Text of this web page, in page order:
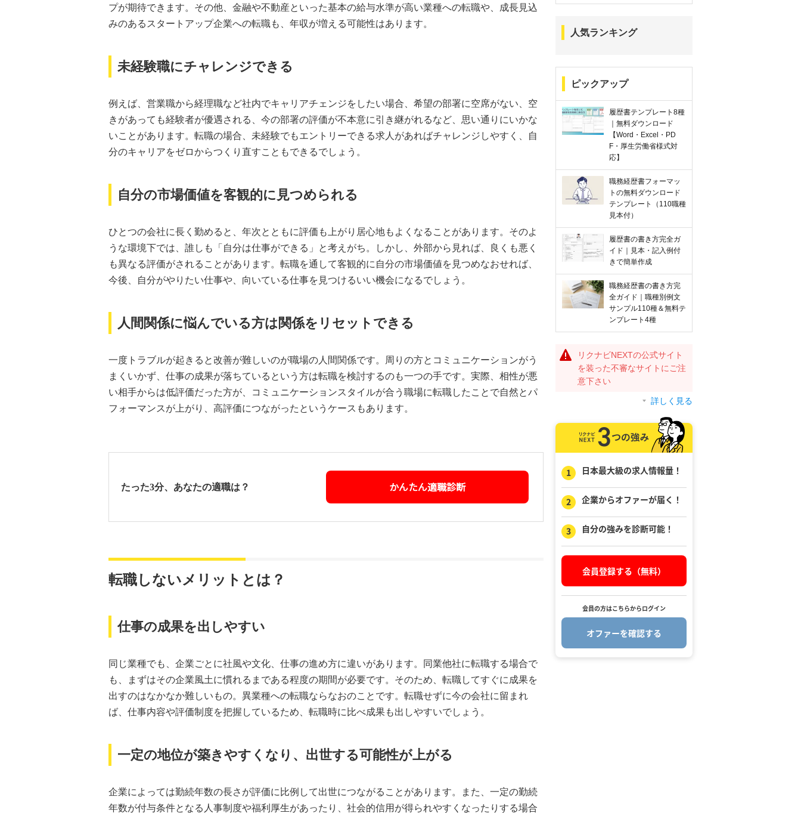
プが期待できます。その他、金融や不動産といった基本の給与水準が高い業種への転職や、成長見込
みのあるスタートアップ企業への転職も、年収が増える可能性はあります。
未経験職にチャレンジできる
例えば、営業職から経理職など社内でキャリアチェンジをしたい場合、希望の部署に空席がない、空
きがあっても経験者が優遇される、今の部署の評価が不本意に引き継がれるなど、思い通りにいかな
いことがあります。転職の場合、未経験でもエントリーできる求人があればチャレンジしやすく、自
分のキャリアをゼロからつくり直すこともできるでしょう。
自分の市場価値を客観的に見つめられる
ひとつの会社に長く勤めると、年次とともに評価も上がり居心地もよくなることがあります。そのよ
うな環境下では、誰しも「自分は仕事ができる」と考えがち。しかし、外部から見れば、良くも悪く
も異なる評価がされることがあります。転職を通して客観的に自分の市場価値を見つめなおせれば、
今後、自分がやりたい仕事や、向いている仕事を見つけるいい機会になるでしょう。
人間関係に悩んでいる方は関係をリセットできる
一度トラブルが起きると改善が難しいのが職場の人間関係です。周りの方とコミュニケーションがう
まくいかず、仕事の成果が落ちているという方は転職を検討するのも一つの手です。実際、相性が悪
い相手からは低評価だった方が、コミュニケーションスタイルが合う職場に転職したことで自然とパ
フォーマンスが上がり、高評価につながったというケースもあります。
たった3分、あなたの適職は？ かんたん適職診断
転職しないメリットとは？
仕事の成果を出しやすい
同じ業種でも、企業ごとに社風や文化、仕事の進め方に違いがあります。同業他社に転職する場合で
も、まずはその企業風土に慣れるまである程度の期間が必要です。そのため、転職してすぐに成果を
出すのはなかなか難しいもの。異業種への転職ならなおのことです。転職せずに今の会社に留まれ
ば、仕事内容や評価制度を把握しているため、転職時に比べ成果も出しやすいでしょう。
一定の地位が築きやすくなり、出世する可能性が上がる
企業によっては勤続年数の長さが評価に比例して出世につながることがあります。また、一定の勤続
年数が付与条件となる人事制度や福利厚生があったり、社会的信用が得られやすくなったりする場合
人気ランキング
ピックアップ
履歴書テンプレート8種
｜無料ダウンロード
【Word・Excel・PD
F・厚生労働省様式対
応】
職務経歴書フォーマッ
トの無料ダウンロード
テンプレート（110職種
見本付）
履歴書の書き方完全ガ
イド｜見本・記入例付
きで簡単作成
職務経歴書の書き方完
全ガイド｜職種別例文
サンプル110種＆無料テ
ンプレート4種
リクナビNEXTの公式サイト
を装った不審なサイトにご注
意下さい
詳しく見る
日本最大級の求人情報量！
企業からオファーが届く！
自分の強みを診断可能！
会員登録する（無料）
会員の方はこちらからログイン
オファーを確認する